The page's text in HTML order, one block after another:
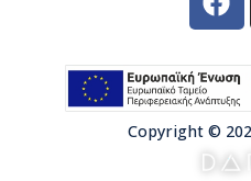
Copyright ©